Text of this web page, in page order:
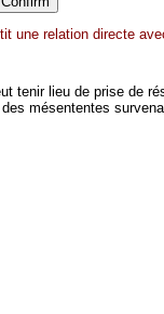
une relation directe
tenir lieu de prise de
mésententes